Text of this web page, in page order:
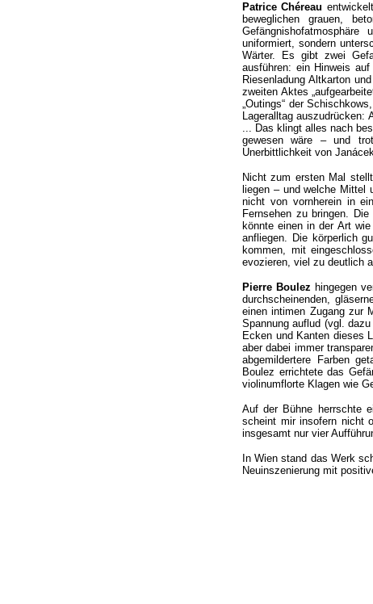
Patrice Chéreau
beweglichen grauen,
uniformiert, sondern
Wärter. Es gibt zwei
ausführen: ein Hinweis
Riesenladung Altkarton
zweiten Aktes
„Outings“ der
Lageralltag auszudrücken:
... Das klingt alles nach
gewesen wäre – und
Unerbittlichkeit von
Nicht zum ersten Mal
liegen – und welche
nicht von vornherein in
Fernsehen zu bringen.
könnte einen in der Art wie
anfliegen. Die körperlich
kommen, mit
evozieren, viel zu deutlich
Pierre Boulez hingegen
durchscheinenden,
einen intimen Zugang zur
Spannung auflud (vgl.
Ecken und Kanten dieses
aber dabei immer
abgemildertere Farben
Boulez errichtete das
violinumflorte Klagen wie
Auf der Bühne herrschte
scheint mir insofern nicht
insgesamt nur vier
In Wien stand das Werk
Neuinszenierung mit